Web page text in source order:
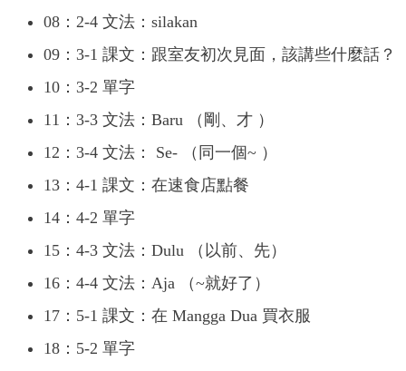
08：2-4 文法：silakan
09：3-1 課文：跟室友初次見面，該講些什麼話？
10：3-2 單字
11：3-3 文法：Baru （剛、才 ）
12：3-4 文法： Se- （同一個~ ）
13：4-1 課文：在速食店點餐
14：4-2 單字
15：4-3 文法：Dulu （以前、先）
16：4-4 文法：Aja （~就好了）
17：5-1 課文：在 Mangga Dua 買衣服
18：5-2 單字